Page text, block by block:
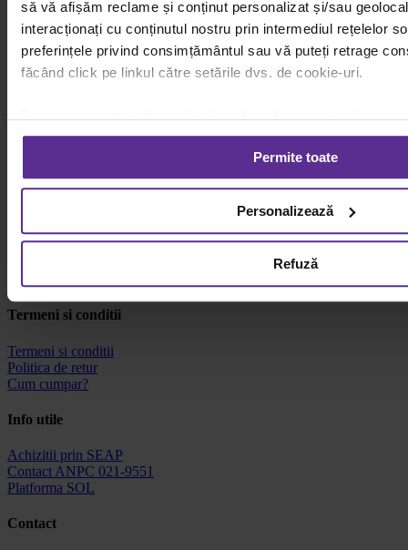
să vă afișăm reclame și conținut personalizat și/sau
interacționați cu conținutul nostru prin intermediul rețelelor
preferințele privind consimțământul sau vă puteți retrage
făcând click pe linkul către setările dvs. de cookie-uri.
Pentru mai multe informații, vă rugăm să revizuiți politica
cookie.Detalii
Permite toate
Personalizează
Refuză
18 mai
Gallery
Plan de curățenie lunară pentru birou: Checklist pentru o
Leave A Comment
Termeni si conditii
Termeni si conditii
Politica de retur
Cum cumpar?
Info utile
Achizitii prin SEAP
Contact ANPC 021-9551
Platforma SOL
Contact